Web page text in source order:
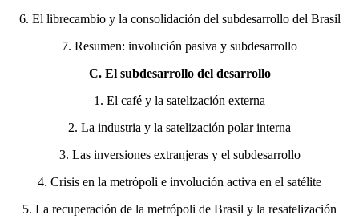
6. El librecambio y la consolidación del subdesarrollo del Brasil
7. Resumen: involución pasiva y subdesarrollo
C. El subdesarrollo del desarrollo
1. El café y la satelización externa
2. La industria y la satelización polar interna
3. Las inversiones extranjeras y el subdesarrollo
4. Crisis en la metrópoli e involución activa en el satélite
5. La recuperación de la metrópoli de Brasil y la resatelización